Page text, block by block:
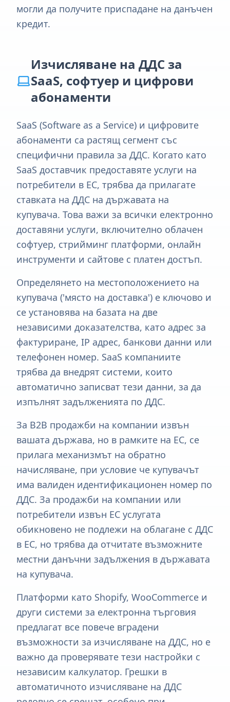
могли да получите приспадане на данъчен
кредит.
Изчисляване на ДДС за
SaaS, софтуер и цифрови
абонаменти
SaaS (Software as a Service) и цифровите
абонаменти са растящ сегмент със
специфични правила за ДДС. Когато като
SaaS доставчик предоставяте услуги на
потребители в ЕС, трябва да прилагате
ставката на ДДС на държавата на
купувача. Това важи за всички електронно
доставяни услуги, включително облачен
софтуер, стрийминг платформи, онлайн
инструменти и сайтове с платен достъп.
Определянето на местоположението на
купувача ('място на доставка') е ключово и
се установява на базата на две
независими доказателства, като адрес за
фактуриране, IP адрес, банкови данни или
телефонен номер. SaaS компаниите
трябва да внедрят системи, които
автоматично записват тези данни, за да
изпълнят задълженията по ДДС.
За B2B продажби на компании извън
вашата държава, но в рамките на ЕС, се
прилага механизмът на обратно
начисляване, при условие че купувачът
има валиден идентификационен номер по
ДДС. За продажби на компании или
потребители извън ЕС услугата
обикновено не подлежи на облагане с ДДС
в ЕС, но трябва да отчитате възможните
местни данъчни задължения в държавата
на купувача.
Платформи като Shopify, WooCommerce и
други системи за електронна търговия
предлагат все повече вградени
възможности за изчисляване на ДДС, но е
важно да проверявате тези настройки с
независим калкулатор. Грешки в
автоматичното изчисляване на ДДС